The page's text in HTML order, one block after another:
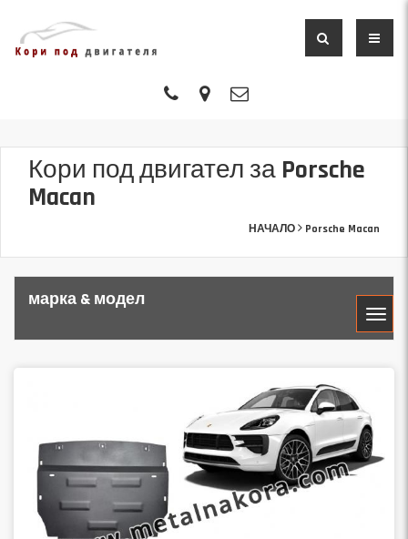
Кори под двигател за Porsche
Macan
НАЧАЛО Porsche Macan
марка & модел